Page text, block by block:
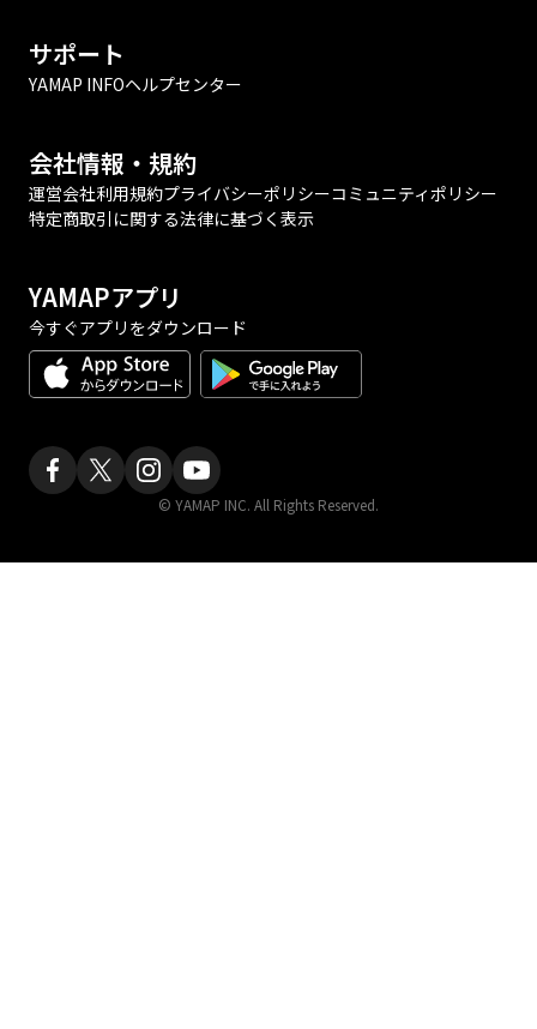
サポート
YAMAP INFOヘルプセンター
会社情報・規約
運営会社利用規約プライバシーポリシーコミュニティポリシー
特定商取引に関する法律に基づく表示
YAMAPアプリ
今すぐアプリをダウンロード
© YAMAP INC. All Rights Reserved.